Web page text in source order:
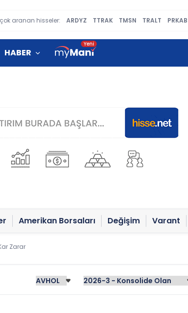
çok aranan hisseler: ARDYZ TTRAK TMSN TRALT PRKAB
HABER
Amerikan Borsaları Değişim Varant
Zarar